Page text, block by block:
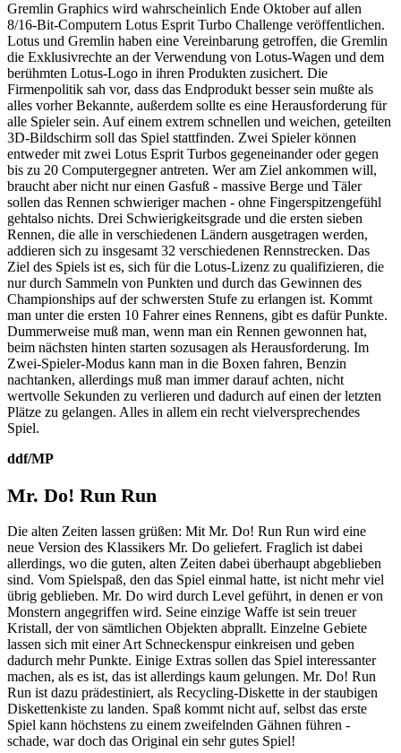
Gremlin Graphics wird wahrscheinlich Ende Oktober auf allen
8/16-Bit-Computern Lotus Esprit Turbo Challenge veröffentlichen.
Lotus und Gremlin haben eine Vereinbarung getroffen, die Gremlin
die Exklusivrechte an der Verwendung von Lotus-Wagen und dem
berühmten Lotus-Logo in ihren Produkten zusichert. Die
Firmenpolitik sah vor, dass das Endprodukt besser sein mußte als
alles vorher Bekannte, außerdem sollte es eine Herausforderung für
alle Spieler sein. Auf einem extrem schnellen und weichen, geteilten
3D-Bildschirm soll das Spiel stattfinden. Zwei Spieler können
entweder mit zwei Lotus Esprit Turbos gegeneinander oder gegen
bis zu 20 Computergegner antreten. Wer am Ziel ankommen will,
braucht aber nicht nur einen Gasfuß - massive Berge und Täler
sollen das Rennen schwieriger machen - ohne Fingerspitzengefühl
gehtalso nichts. Drei Schwierigkeitsgrade und die ersten sieben
Rennen, die alle in verschiedenen Ländern ausgetragen werden,
addieren sich zu insgesamt 32 verschiedenen Rennstrecken. Das
Ziel des Spiels ist es, sich für die Lotus-Lizenz zu qualifizieren, die
nur durch Sammeln von Punkten und durch das Gewinnen des
Championships auf der schwersten Stufe zu erlangen ist. Kommt
man unter die ersten 10 Fahrer eines Rennens, gibt es dafür Punkte.
Dummerweise muß man, wenn man ein Rennen gewonnen hat,
beim nächsten hinten starten sozusagen als Herausforderung. Im
Zwei-Spieler-Modus kann man in die Boxen fahren, Benzin
nachtanken, allerdings muß man immer darauf achten, nicht
wertvolle Sekunden zu verlieren und dadurch auf einen der letzten
Plätze zu gelangen. Alles in allem ein recht vielversprechendes
Spiel.
ddf/MP
Mr. Do! Run Run
Die alten Zeiten lassen grüßen: Mit Mr. Do! Run Run wird eine
neue Version des Klassikers Mr. Do geliefert. Fraglich ist dabei
allerdings, wo die guten, alten Zeiten dabei überhaupt abgeblieben
sind. Vom Spielspaß, den das Spiel einmal hatte, ist nicht mehr viel
übrig geblieben. Mr. Do wird durch Level geführt, in denen er von
Monstern angegriffen wird. Seine einzige Waffe ist sein treuer
Kristall, der von sämtlichen Objekten abprallt. Einzelne Gebiete
lassen sich mit einer Art Schneckenspur einkreisen und geben
dadurch mehr Punkte. Einige Extras sollen das Spiel interessanter
machen, als es ist, das ist allerdings kaum gelungen. Mr. Do! Run
Run ist dazu prädestiniert, als Recycling-Diskette in der staubigen
Diskettenkiste zu landen. Spaß kommt nicht auf, selbst das erste
Spiel kann höchstens zu einem zweifelnden Gähnen führen -
schade, war doch das Original ein sehr gutes Spiel!